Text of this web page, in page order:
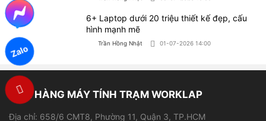
Nên mua laptop 14 inch hay 15.6 inch?
Trần Hồng Nhật 30-07-2026 04:00
Trần Hồng Nhật 14-07-2026 01:00
Zalo